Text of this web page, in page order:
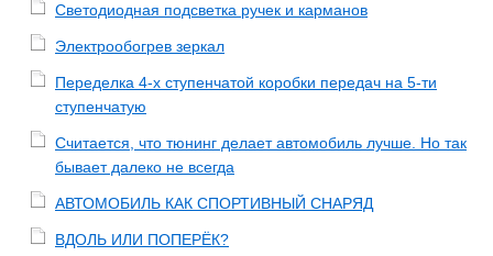
Светодиодная подсветка ручек и карманов
Электрообогрев зеркал
Переделка 4-х ступенчатой коробки передач на 5-ти
ступенчатую
Считается, что тюнинг делает автомобиль лучше. Но так
бывает далеко не всегда
АВТОМОБИЛЬ КАК СПОРТИВНЫЙ СНАРЯД
ВДОЛЬ ИЛИ ПОПЕРЁК?